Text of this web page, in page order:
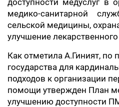
доступности медуслуг в
медико-санитарной
сельской медицины,
улучшение
Как отметила А.Гиният, по
государства для
подходов к организации
помощи утвержден План
улучшению доступности